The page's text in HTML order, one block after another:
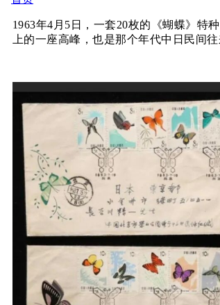
1963年4月5日，一套20枚的 《蝴蝶》 特
上的一座高峰，也是那个年代中日民间往